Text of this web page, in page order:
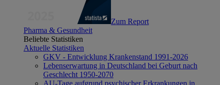
Zum Report
Pharma & Gesundheit
Beliebte Statistiken
Aktuelle Statistiken
GKV - Entwicklung Krankenstand 1991-2026
Lebenserwartung in Deutschland bei Geburt nach
Geschlecht 1950-2070
AU-Tage aufgrund psychischer Erkrankungen in